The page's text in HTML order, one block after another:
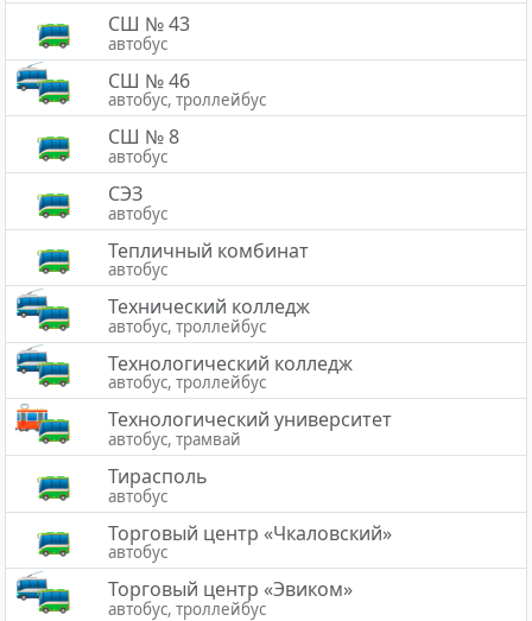
СШ № 43
автобус
СШ № 46
автобус, троллейбус
СШ № 8
автобус
СЭЗ
автобус
Тепличный комбинат
автобус
Технический колледж
автобус, троллейбус
Технологический колледж
автобус, троллейбус
Технологический университет
автобус, трамвай
Тирасполь
автобус
Торговый центр «Чкаловский»
автобус
Торговый центр «Эвиком»
автобус, троллейбус